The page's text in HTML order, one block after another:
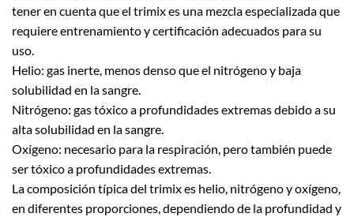
tener en cuenta que el trimix es una mezcla especializada que
requiere entrenamiento y certificación adecuados para su
uso.
Helio: gas inerte, menos denso que el nitrógeno y baja
solubilidad en la sangre.
Nitrógeno: gas tóxico a profundidades extremas debido a su
alta solubilidad en la sangre.
Oxígeno: necesario para la respiración, pero también puede
ser tóxico a profundidades extremas.
La composición típica del trimix es helio, nitrógeno y oxígeno,
en diferentes proporciones, dependiendo de la profundidad y